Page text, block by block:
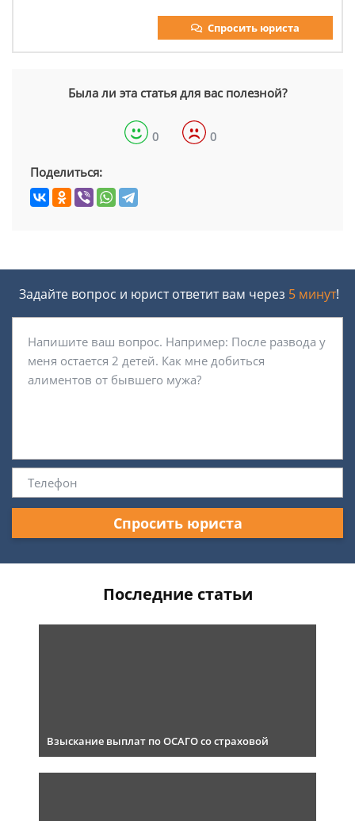
Спросить юриста
Была ли эта статья для вас полезной?
0 0
Поделиться:
Задайте вопрос и юрист ответит вам через 5 минут!
Спросить юриста
Последние статьи
Взыскание выплат по ОСАГО со страховой